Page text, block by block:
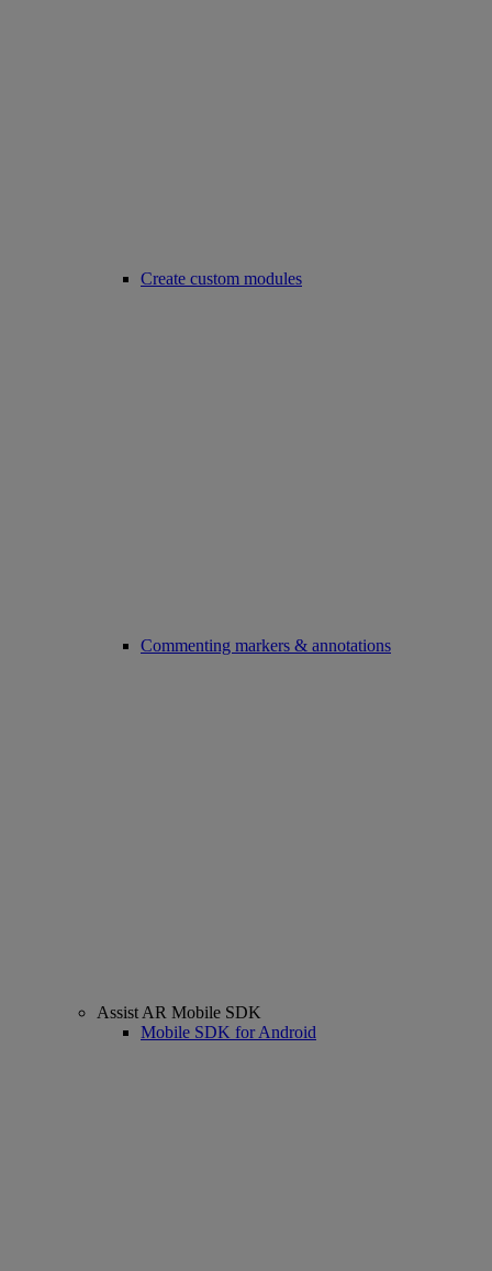
Create custom modules
Commenting markers & annotations
Assist AR Mobile SDK
Mobile SDK for Android